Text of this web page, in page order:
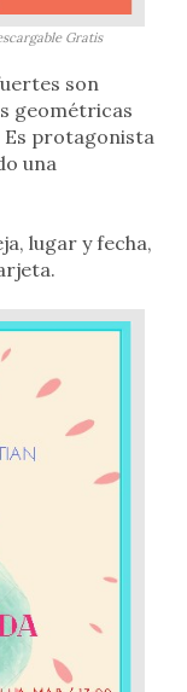
Gratis
son
geométricas
Es protagonista
una
lugar y fecha,